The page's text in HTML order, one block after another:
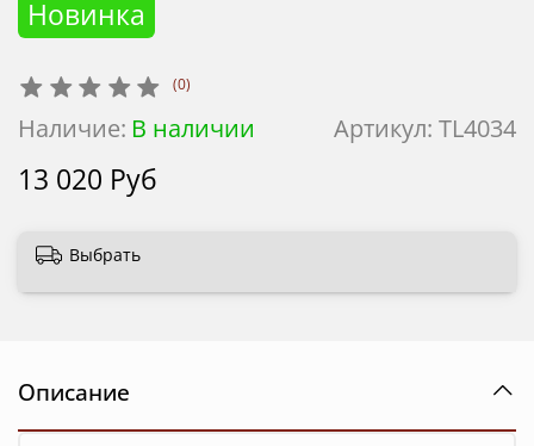
(0)
Артикул: TL4034
Наличие: В наличии
Новинка
13 020 Руб
Выбрать
Описание